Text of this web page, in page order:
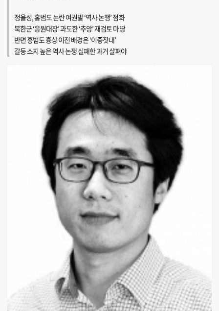
정율성, 홍범도 논란 여권발 ‘역사 논쟁’ 점화
북한군 ‘응원대장’ 과도한 ‘추앙’ 재검토 마땅
반면 홍범도 흉상 이전 배경은 ‘이중잣대’
갈등 소지 높은 역사 논쟁 실패한 과거 살펴야